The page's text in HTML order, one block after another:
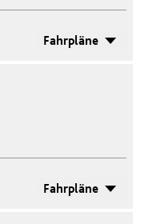
Fahrpläne
Fahrpläne